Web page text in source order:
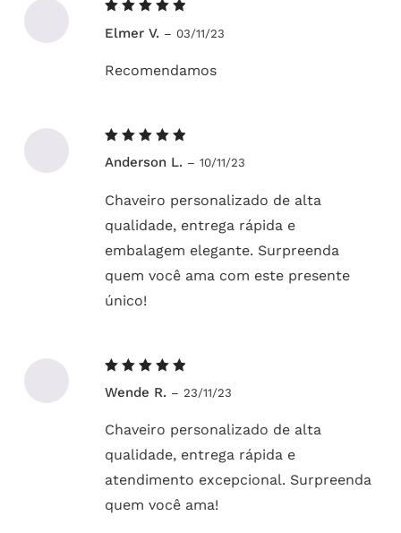
5de 5
Elmer V. – 03/11/23
Recomendamos
5de 5
Anderson L. – 10/11/23
Chaveiro personalizado de alta
qualidade, entrega rápida e
embalagem elegante. Surpreenda
quem você ama com este presente
único!
5de 5
Wende R. – 23/11/23
Chaveiro personalizado de alta
qualidade, entrega rápida e
atendimento excepcional. Surpreenda
quem você ama!